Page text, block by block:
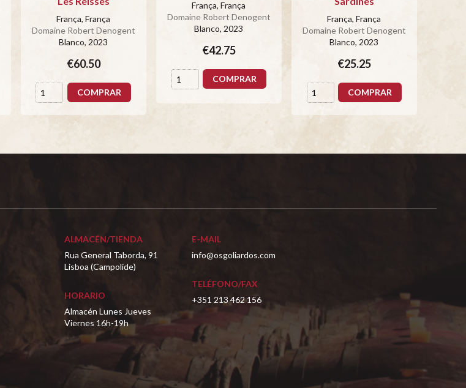
França, França
Domaine Robert Denogent
Blanco, 2023
€60.50
COMPRAR
França, França
Domaine Robert Denogent
Blanco, 2023
€42.75
COMPRAR
França, França
Domaine Robert Denogent
Blanco, 2023
€25.25
COMPRAR
ALMACÉN/TIENDA
Rua General Taborda, 91
Lisboa (Campolide)
HORARIO
Almacén Lunes Jueves
Viernes 16h-19h
E-MAIL
info@osgoliardos.com
TELÉFONO/FAX
+351 213 462 156